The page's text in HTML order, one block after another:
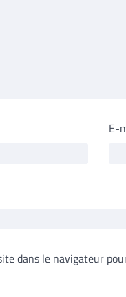
E-
dans le navigateur